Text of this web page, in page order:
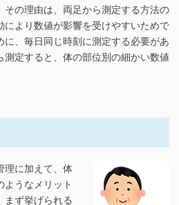
その理由は、両足から測定する方法の
により数値が影響を受けやすいためで
、毎日同じ時刻に測定する必要があ
測定すると、体の部位別の細かい数値
理に加えて、体
ようなメリット
まず挙げられる